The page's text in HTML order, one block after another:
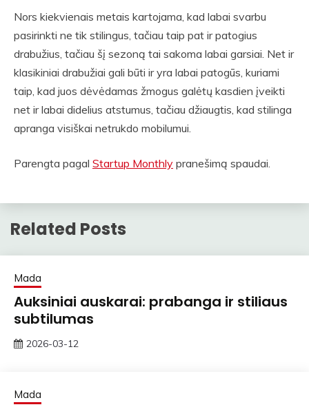
Nors kiekvienais metais kartojama, kad labai svarbu
pasirinkti ne tik stilingus, tačiau taip pat ir patogius
drabužius, tačiau šį sezoną tai sakoma labai garsiai. Net ir
klasikiniai drabužiai gali būti ir yra labai patogūs, kuriami
taip, kad juos dėvėdamas žmogus galėtų kasdien įveikti
net ir labai didelius atstumus, tačiau džiaugtis, kad stilinga
apranga visiškai netrukdo mobilumui.
Parengta pagal Startup Monthly pranešimą spaudai.
Related Posts
Mada
Auksiniai auskarai: prabanga ir stiliaus
subtilumas
2026-03-12
Mada